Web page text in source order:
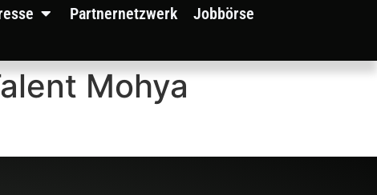
Partnernetzwerk Jobbörse
Mohya